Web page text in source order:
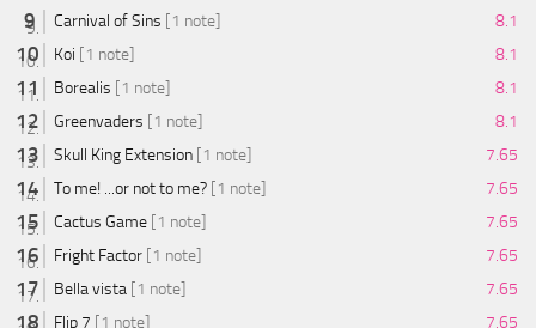
Carnival of Sins [1 note]
8.1
Koi [1 note]
8.1
Borealis [1 note]
8.1
Greenvaders [1 note]
8.1
Skull King Extension [1 note]
7.65
To me! ...or not to me? [1 note]
7.65
Cactus Game [1 note]
7.65
Fright Factor [1 note]
7.65
Bella vista [1 note]
7.65
Flip 7 [1 note]
7.65